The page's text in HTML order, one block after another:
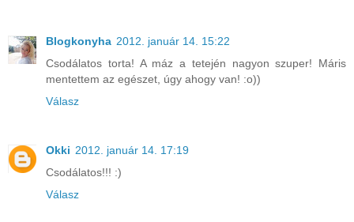
Blogkonyha 2012. január 14. 15:22
Csodálatos torta! A máz a tetején nagyon szuper! Máris
mentettem az egészet, úgy ahogy van! :o))
Válasz
Okki 2012. január 14. 17:19
Csodálatos!!! :)
Válasz